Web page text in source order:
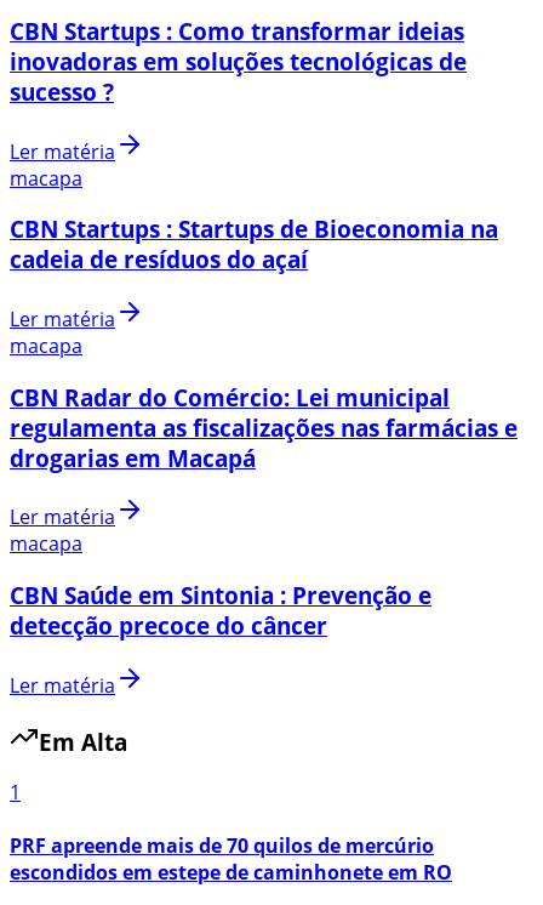
CBN Startups : Como transformar ideias
inovadoras em soluções tecnológicas de
sucesso ?
Ler matéria
macapa
CBN Startups : Startups de Bioeconomia na
cadeia de resíduos do açaí
Ler matéria
macapa
CBN Radar do Comércio: Lei municipal
regulamenta as fiscalizações nas farmácias e
drogarias em Macapá
Ler matéria
macapa
CBN Saúde em Sintonia : Prevenção e
detecção precoce do câncer
Ler matéria
Em Alta
1
PRF apreende mais de 70 quilos de mercúrio
escondidos em estepe de caminhonete em RO